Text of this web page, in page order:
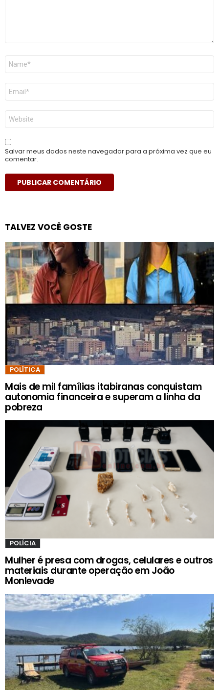
Nome
E-
mail
*
Site
Salvar meus dados neste navegador para a próxima vez que eu
comentar.
TALVEZ VOCÊ GOSTE
POLÍTICA
Mais de mil famílias itabiranas conquistam
autonomia financeira e superam a linha da
pobreza
POLÍCIA
Mulher é presa com drogas, celulares e outros
materiais durante operação em João
Monlevade